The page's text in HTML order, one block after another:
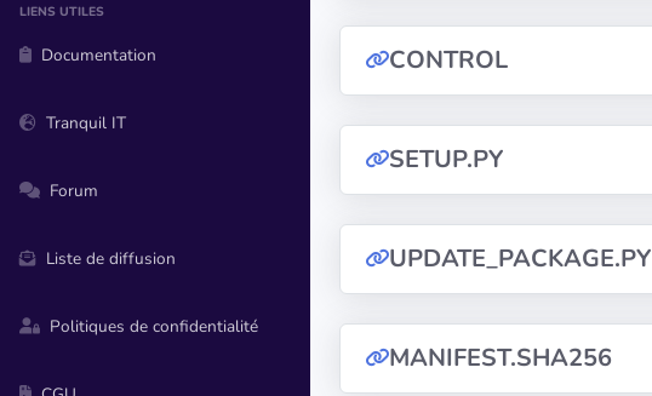
LIENS UTILES
Documentation
Tranquil IT
Forum
Liste de diffusion
Politiques de confidentialité
CONTROL
SETUP.PY
UPDATE_PACKAGE.PY
MANIFEST.SHA256